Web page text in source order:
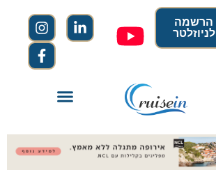
הרשמה
לניוזלטר